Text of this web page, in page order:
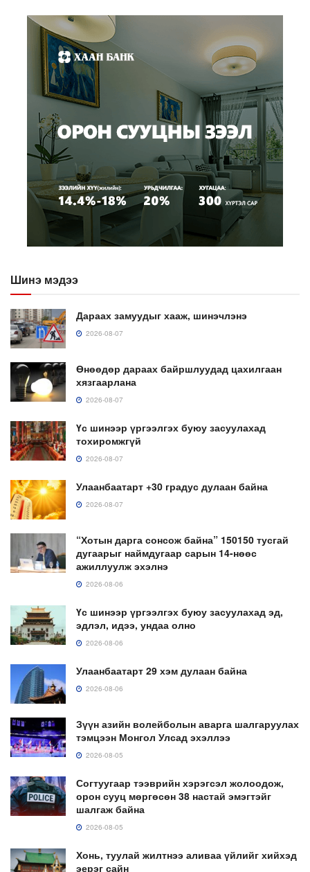
Шинэ мэдээ
Дараах замуудыг хааж, шинэчлэнэ
2026-08-07
Өнөөдөр дараах байршлуудад цахилгаан
хязгаарлана
2026-08-07
Үс шинээр үргээлгэх буюу засуулахад
тохиромжгүй
2026-08-07
Улаанбаатарт +30 градус дулаан байна
2026-08-07
“Хотын дарга сонсож байна” 150150 тусгай
дугаарыг наймдугаар сарын 14-нөөс
ажиллуулж эхэлнэ
2026-08-06
Үс шинээр үргээлгэх буюу засуулахад эд,
эдлэл, идээ, ундаа олно
2026-08-06
Улаанбаатарт 29 хэм дулаан байна
2026-08-06
Зүүн азийн волейболын аварга шалгаруулах
тэмцээн Монгол Улсад эхэллээ
2026-08-05
Согтуугаар тээврийн хэрэгсэл жолоодож,
орон сууц мөргөсөн 38 настай эмэгтэйг
шалгаж байна
2026-08-05
Хонь, туулай жилтнээ аливаа үйлийг хийхэд
эерэг сайн